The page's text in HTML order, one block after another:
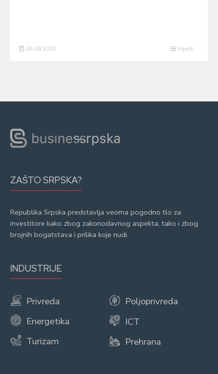
06.08.2026 Vijesti
ZAŠTO SRPSKA?
Republika Srpska predstavlja veoma pogodno tlo za
investitore kako zbog zakonodavnog aspekta, tako i zbog
brojnih bogatstava i prilika koje nudi.
INDUSTRIJE
Privreda
Energetika
Turizam
Poljoprivreda
ICT
Prehrana